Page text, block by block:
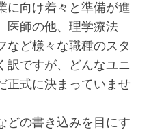
向け着々と準備が進
医師の他、理学療法
など様々な職種のスタ
訳ですが、どんなユニ
正式に決まっていませ
の書き込みを目にす